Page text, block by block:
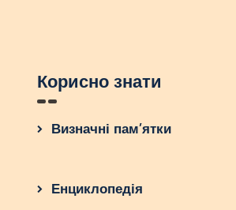
Корисно знати
Визначні пам’ятки
Енциклопедія